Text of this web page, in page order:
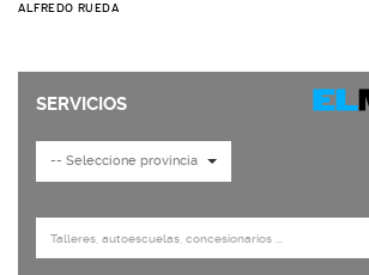
ALFREDO RUEDA